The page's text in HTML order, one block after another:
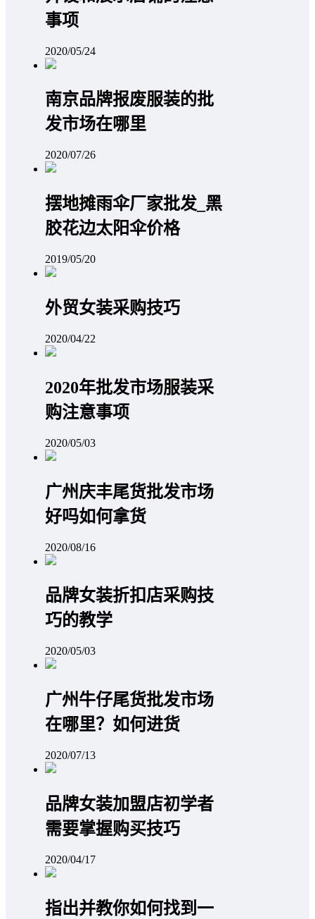
事项
2020/05/24
南京品牌报废服装的批
发市场在哪里
2020/07/26
摆地摊雨伞厂家批发_黑
胶花边太阳伞价格
2019/05/20
外贸女装采购技巧
2020/04/22
2020年批发市场服装采
购注意事项
2020/05/03
广州庆丰尾货批发市场
好吗如何拿货
2020/08/16
品牌女装折扣店采购技
巧的教学
2020/05/03
广州牛仔尾货批发市场
在哪里？如何进货
2020/07/13
品牌女装加盟店初学者
需要掌握购买技巧
2020/04/17
指出并教你如何找到一